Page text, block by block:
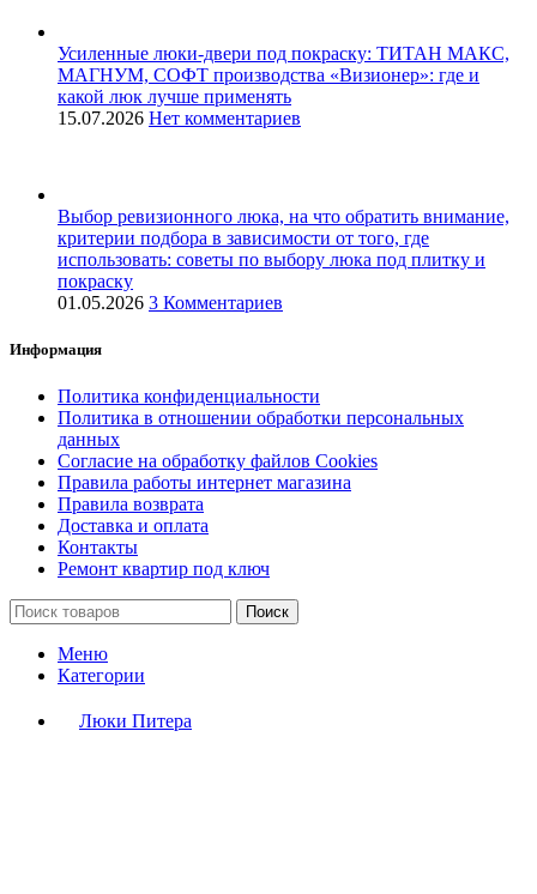
Усиленные люки-двери под покраску: ТИТАН МАКС,
МАГНУМ, СОФТ производства «Визионер»: где и
какой люк лучше применять
15.07.2026 Нет комментариев
Выбор ревизионного люка, на что обратить внимание,
критерии подбора в зависимости от того, где
использовать: советы по выбору люка под плитку и
покраску
01.05.2026 3 Комментариев
Информация
Политика конфиденциальности
Политика в отношении обработки персональных
данных
Согласие на обработку файлов Cookies
Правила работы интернет магазина
Правила возврата
Доставка и оплата
Контакты
Ремонт квартир под ключ
Поиск
Меню
Категории
Люки Питера